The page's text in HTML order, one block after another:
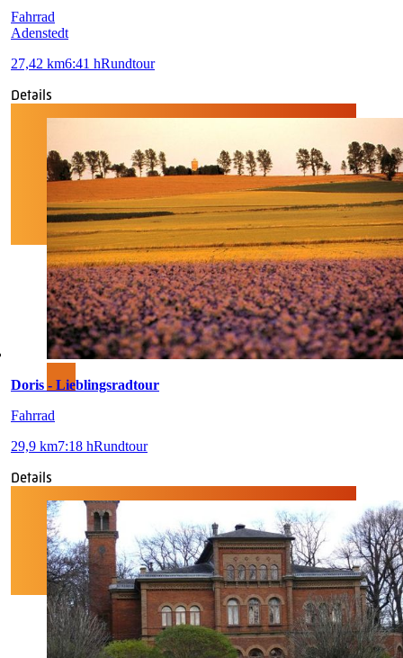
Fahrrad
Adenstedt
27,42 km6:41 hRundtour
Details
Doris - Lieblingsradtour
Fahrrad
29,9 km7:18 hRundtour
Details